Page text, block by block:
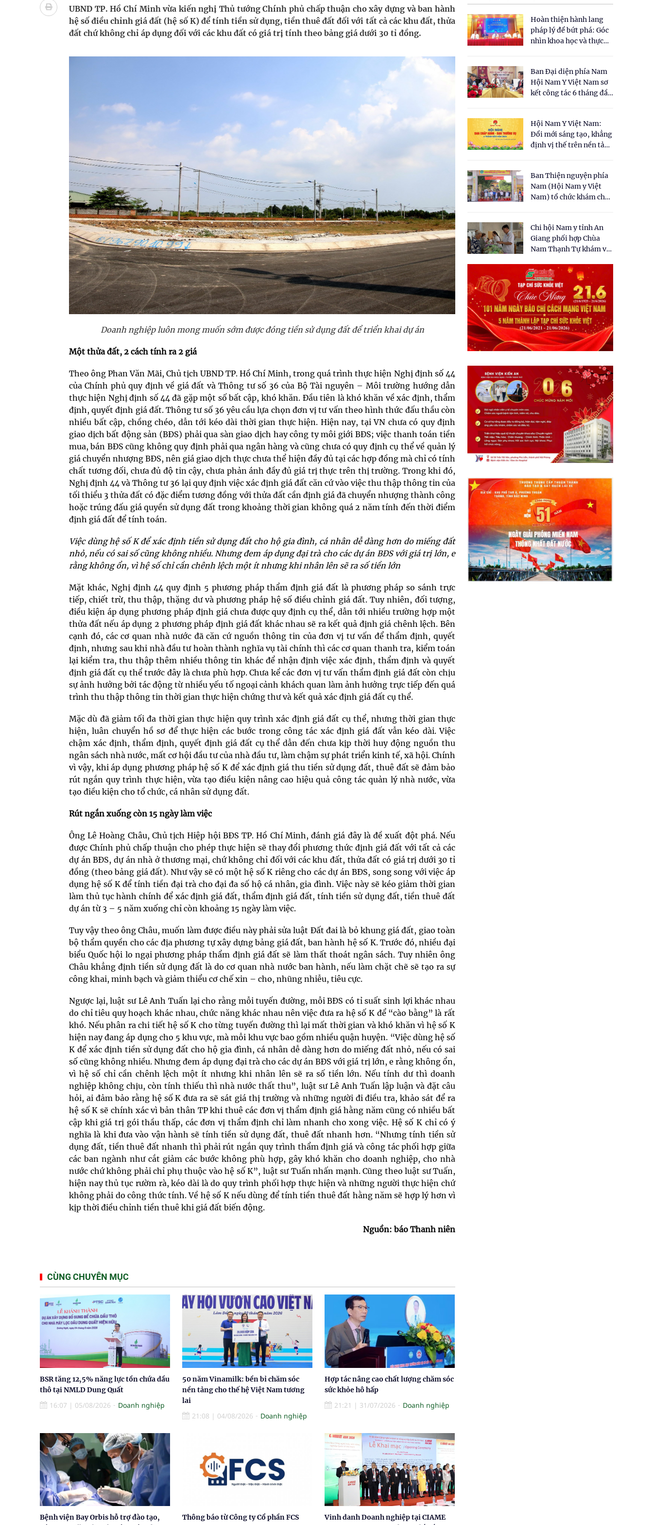
cầu
Ung thư thận: Nguy hiểm vì tiến triển quá âm thầm
Súp lơ xanh mang đến hy vọng mới trong phòng ngừa ung thư
UBND TP. Hồ Chí Minh vừa kiến nghị Thủ tướng Chính phủ chấp thuận cho xây dựng và ban hành
hệ số điều chỉnh giá đất (hệ số K) để tính tiền sử dụng, tiền thuê đất đối với tất cả các khu đất, thửa
đất chứ không chỉ áp dụng đối với các khu đất có giá trị tính theo bảng giá dưới 30 tỉ đồng.
Doanh nghiệp luôn mong muốn sớm được đóng tiền sử dụng đất để triển khai dự án
Một thửa đất, 2 cách tính ra 2 giá
Theo ông Phan Văn Mãi, Chủ tịch UBND TP. Hồ Chí Minh, trong quá trình thực hiện Nghị định số 44
của Chính phủ quy định về giá đất và Thông tư số 36 của Bộ Tài nguyên – Môi trường hướng dẫn
thực hiện Nghị định số 44 đã gặp một số bất cập, khó khăn. Đầu tiên là khó khăn về xác định, thẩm
định, quyết định giá đất. Thông tư số 36 yêu cầu lựa chọn đơn vị tư vấn theo hình thức đấu thầu còn
nhiều bất cập, chồng chéo, dẫn tới kéo dài thời gian thực hiện. Hiện nay, tại VN chưa có quy định
giao dịch bất động sản (BĐS) phải qua sàn giao dịch hay công ty môi giới BĐS; việc thanh toán tiền
mua, bán BĐS cũng không quy định phải qua ngân hàng và cũng chưa có quy định cụ thể về quản lý
giá chuyển nhượng BĐS, nên giá giao dịch thực chưa thể hiện đầy đủ tại các hợp đồng mà chỉ có tính
chất tương đối, chưa đủ độ tin cậy, chưa phản ánh đầy đủ giá trị thực trên thị trường. Trong khi đó,
Nghị định 44 và Thông tư 36 lại quy định việc xác định giá đất căn cứ vào việc thu thập thông tin của
tối thiểu 3 thửa đất có đặc điểm tương đồng với thửa đất cần định giá đã chuyển nhượng thành công
hoặc trúng đấu giá quyền sử dụng đất trong khoảng thời gian không quá 2 năm tính đến thời điểm
định giá đất để tính toán.
Việc dùng hệ số K để xác định tiền sử dụng đất cho hộ gia đình, cá nhân dễ dàng hơn do miếng đất
nhỏ, nếu có sai số cũng không nhiều. Nhưng đem áp dụng đại trà cho các dự án BĐS với giá trị lớn, e
rằng không ổn, vì hệ số chỉ cần chênh lệch một ít nhưng khi nhân lên sẽ ra số tiền lớn
Mặt khác, Nghị định 44 quy định 5 phương phápthẩm định giá đất là phương pháp so sánh trực
tiếp, chiết trừ, thu thập, thặng dư và phương pháp hệ số điều chỉnh giá đất. Tuy nhiên, đối tượng,
điều kiện áp dụng phương pháp định giá chưa được quy định cụ thể, dẫn tới nhiều trường hợp một
thửa đất nếu áp dụng 2 phương pháp định giá đất khác nhau sẽ ra kết quả định giá chênh lệch. Bên
cạnh đó, các cơ quan nhà nước đã căn cứ nguồn thông tin của đơn vị tư vấn để thẩm định, quyết
định, nhưng sau khi nhà đầu tư hoàn thành nghĩa vụ tài chính thì các cơ quan thanh tra, kiểm toán
lại kiểm tra, thu thập thêm nhiều thông tin khác để nhận định việc xác định, thẩm định và quyết
định giá đất cụ thể trước đây là chưa phù hợp. Chưa kể các đơn vị tư vấn thẩm định giá đất còn chịu
sự ảnh hưởng bởi tác động từ nhiều yếu tố ngoại cảnh khách quan làm ảnh hưởng trực tiếp đến quá
trình thu thập thông tin thời gian thực hiện chứng thư và kết quả xác định giá đất cụ thể.
Mặc dù đã giảm tối đa thời gian thực hiện quy trình xác định giá đất cụ thể, nhưng thời gian thực
hiện, luân chuyển hồ sơ để thực hiện các bước trong công tác xác định giá đất vẫn kéo dài. Việc
chậm xác định, thẩm định, quyết định giá đất cụ thể dẫn đến chưa kịp thời huy động nguồn thu
ngân sách nhà nước, mất cơ hội đầu tư của nhà đầu tư, làm chậm sựphát triển kinh tế, xã hội. Chính
vì vậy, khi áp dụng phương pháp hệ số K để xác định giá thu tiền sử dụng đất, thuê đất sẽ đảm bảo
rút ngắn quy trình thực hiện, vừa tạo điều kiện nâng cao hiệu quả công tác quản lý nhà nước, vừa
tạo điều kiện cho tổ chức, cá nhân sử dụng đất.
Rút ngắn xuống còn 15 ngày làm việc
Ông Lê Hoàng Châu, Chủ tịch Hiệp hội BĐS TP. Hồ Chí Minh, đánh giá đây là đề xuất đột phá. Nếu
được Chính phủ chấp thuận cho phép thực hiện sẽ thay đổi phương thức định giá đất với tất cả các
dự án BĐS, dự án nhà ở thương mại, chứ không chỉ đối với các khu đất, thửa đất có giá trị dưới 30 tỉ
đồng (theo bảng giá đất). Như vậy sẽ có mộthệ số K riêng cho các dự án BĐS, song song với việc áp
dụng hệ số K để tính tiền đại trà cho đại đa số hộ cá nhân, gia đình. Việc này sẽ kéo giảm thời gian
làm thủ tục hành chính để xác định giá đất, thẩm định giá đất, tính tiền sử dụng đất, tiền thuê đất
dự án từ 3 – 5 năm xuống chỉ còn khoảng 15 ngày làm việc.
Tuy vậy theo ông Châu, muốn làm được điều này phải sửa luật Đất đai là bỏ khung giá đất, giao toàn
bộ thẩm quyền cho các địa phương tự xây dựng bảng giá đất, ban hành hệ số K. Trước đó, nhiều đại
biểu Quốc hội lo ngại phương pháp thẩm định giá đất sẽ làm thất thoát ngân sách. Tuy nhiên ông
Châu khẳng định tiền sử dụng đất là do cơ quan nhà nước ban hành, nếu làm chặt chẽ sẽ tạo ra sự
công khai, minh bạch và giảm thiểu cơ chế xin – cho, nhũng nhiễu, tiêu cực.
Ngược lại, luật sư Lê Anh Tuấn lại cho rằng mỗi tuyến đường, mỗi BĐS có tỉ suất sinh lợi khác nhau
do chỉ tiêu quy hoạch khác nhau, chức năng khác nhau nên việc đưa ra hệ số K để “cào bằng” là rất
khó. Nếu phân ra chi tiết hệ số K cho từng tuyến đường thì lại mất thời gian và khó khăn vì hệ số K
hiện nay đang áp dụng cho 5 khu vực, mà mỗi khu vực bao gồm nhiều quận huyện. “Việc dùng hệ số
K để xác định tiền sử dụng đất cho hộ gia đình, cá nhân dễ dàng hơn do miếng đất nhỏ, nếu có sai
số cũng không nhiều. Nhưng đem áp dụng đại trà cho các dự án BĐS với giá trị lớn, e rằng không ổn,
vì hệ số chỉ cần chênh lệch một ít nhưng khi nhân lên sẽ ra số tiền lớn. Nếu tính dư thì doanh
nghiệp không chịu, còn tính thiếu thì nhà nước thất thu”, luật sư Lê Anh Tuấn lập luận và đặt câu
hỏi, ai đảm bảo rằng hệ số K đưa ra sẽ sát giá thị trường và những người đi điều tra, khảo sát để ra
hệ số K sẽ chính xác vì bản thân TP khi thuê các đơn vị thẩm định giá hằng năm cũng có nhiều bất
cập khi giá trị gói thầu thấp, các đơn vị thẩm định chỉ làm nhanh cho xong việc. Hệ số K chỉ có ý
nghĩa là khi đưa vào vận hành sẽ tính tiền sử dụng đất, thuê đất nhanh hơn. “Nhưng tính tiền sử
dụng đất, tiền thuê đất nhanh thì phải rút ngắn quy trình thẩm định giá và công tác phối hợp giữa
các ban ngành như cắt giảm các bước không phù hợp, gây khó khăn cho doanh nghiệp, cho nhà
nước chứ không phải chỉ phụ thuộc vào hệ số K”, luật sư Tuấn nhấn mạnh. Cũng theo luật sư Tuấn,
hiện nay thủ tục rườm rà, kéo dài là do quy trình phối hợp thực hiện và những người thực hiện chứ
không phải do công thức tính. Về hệ số K nếu dùng để tính tiền thuê đất hằng năm sẽ hợp lý hơn vì
kịp thời điều chỉnh tiền thuê khi giá đất biến động.
Nguồn: báo Thanh niên
CÙNG CHUYÊN MỤC
BSR tăng 12,5% năng lực tồn chứa dầu
thô tại NMLD Dung Quất
16:07 | 05/08/2026 Doanh nghiệp
50 năm Vinamilk: bền bỉ chăm sóc
nền tảng cho thế hệ Việt Nam tương
lai
21:08 | 04/08/2026 Doanh nghiệp
Hợp tác nâng cao chất lượng chăm sóc
sức khỏe hô hấp
21:21 | 31/07/2026 Doanh nghiệp
Bệnh viện Bay Orbis hỗ trợ đào tạo,
Thông báo từ Công ty Cổ phần FCS
Vinh danh Doanh nghiệp tại CIAME
Hoàn thiện hành lang
pháp lý để bứt phá: Góc
nhìn khoa học và thực
cho Luật Y dược cổ
truyền Việt Nam"
Ban Đại diện phía Nam
Hội Nam Y Việt Nam sơ
kết công tác 6 tháng đầu
Hội Nam Y Việt Nam:
Đổi mới sáng tạo, khẳng
định vị thế trên nền tảng
Ban Thiện nguyện phía
Nam (Hội Nam y Việt
Nam) tổ chức khám chữa
dân tại xã Tân Tập
Chi hội Nam y tỉnh An
Giang phối hợp Chùa
Nam Thạnh Tự khám và
nhân dân